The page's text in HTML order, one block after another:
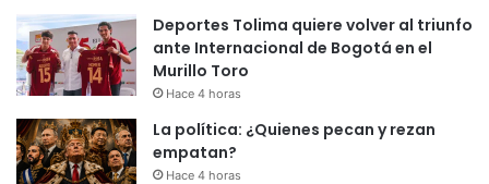
Deportes Tolima quiere volver al triunfo
ante Internacional de Bogotá en el
Murillo Toro
Hace 4 horas
La política: ¿Quienes pecan y rezan
empatan?
Hace 4 horas